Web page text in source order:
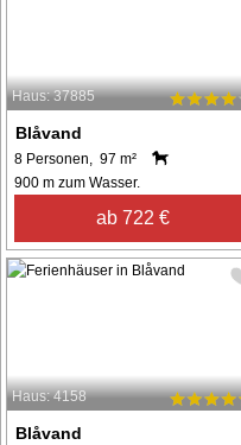
Haus: 37885
Blåvand
8 Personen, 97 m²
900 m zum Wasser.
ab 722 €
Haus: 4158
Blåvand